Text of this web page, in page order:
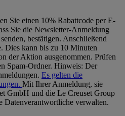
Sie einen 10% Rabattcode per E-
Sie die Newsletter-Anmeldung
bestätigen. Anschließend
Dies kann bis zu 10 Minuten
der Aktion ausgenommen. Prüfen
Spam-Ordner. Hinweis: Der
Es gelten die
Mit Ihrer Anmeldung, sie
GmbH und die Le Creuset Group
Datenverantwortliche verwalten.